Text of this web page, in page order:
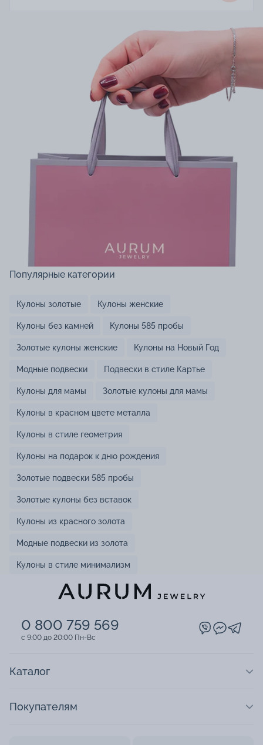
Популярные категории
Кулоны золотые Кулоны женские
Кулоны без камней Кулоны 585 пробы
Золотые кулоны женские Кулоны на Новый Год
Модные подвески Подвески в стиле Картье
Кулоны для мамы Золотые кулоны для мамы
Кулоны в красном цвете металла
Кулоны в стиле геометрия
Кулоны на подарок к дню рождения
Золотые подвески 585 пробы
Золотые кулоны без вставок
Кулоны из красного золота
Модные подвески из золота
Кулоны в стиле минимализм
0 800 759 569
c 9:00 до 20:00 Пн-Вс
Каталог
Покупателям